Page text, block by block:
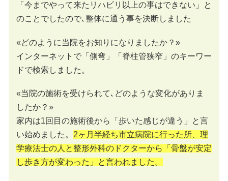
「今までやって来たリハビリ以上の事はできない」と
のことでしたので､整体に通う事を決断しました
«どのように当院をお知りになりましたか？»
インターネットで「側弯」「脊柱管狭窄」のキーワー
ドで検索しました。
«当院の施術を受けられて､どのような変化がありま
したか？»
家内は1回目の施術後から「歩いた感じが違う」と言
い始めました。 2ヶ月半経ち市立病院に行った所、理
学療法士の人と整形外科のドクターから「骨盤が安定
し歩き方が変わった」と言われました。